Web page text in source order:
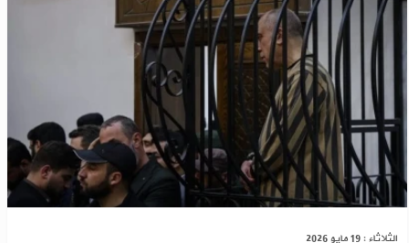
دمشق: جلسة جديدة لمحاكمة عاطف نجيب ‌‏ ‏
الثلاثاء : 19 مايو 2026